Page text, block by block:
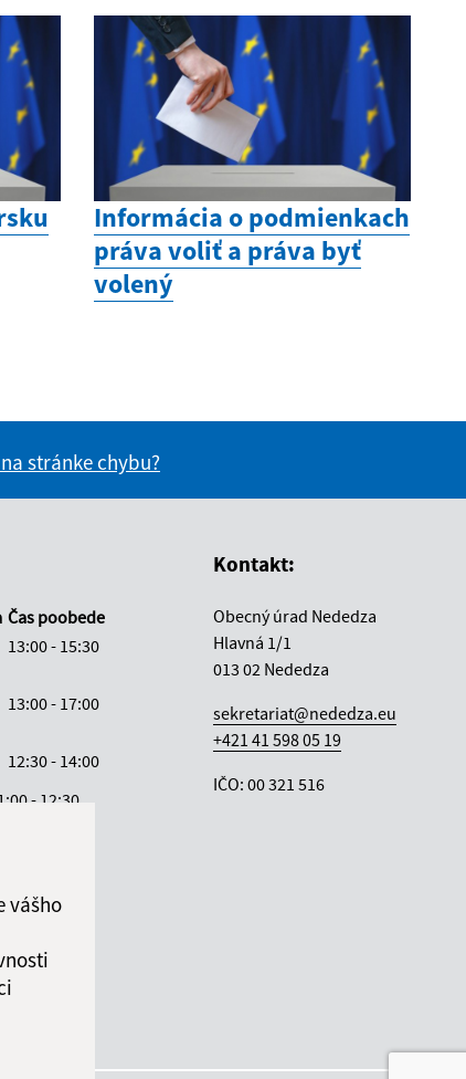
vášho
Informácia o podmienkach
práva voliť a práva byť
volený
stránke chybu?
Čas poobede
13:00 - 15:30
13:00 - 17:00
12:30 - 14:00
- 12:30
Kontakt:
Obecný úrad Nededza
Hlavná 1/1
013 02 Nededza
sekretariat@nededza.eu
+421 41 598 05 19
IČO: 00 321 516